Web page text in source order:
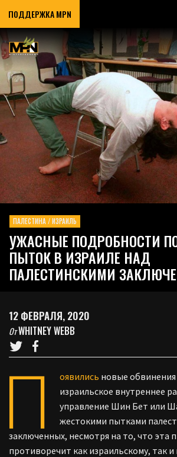
ПОДДЕРЖКА MPN
ПАЛЕСТИНА / ИЗРАИЛЬ
УЖАСНЫЕ ПОДРОБНОСТИ
ПЫТОК В ИЗРАИЛЕ НАД
ПАЛЕСТИНСКИМИ
12 ФЕВРАЛЯ, 2020
ОтWHITNEY WEBB
П оявились новые обвинения
израильское внутреннее
управление Шин Бет или
жестокими пытками
заключенных, несмотря на то, что эта
противоречит как израильскому, так